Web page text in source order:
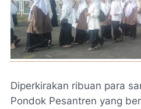
Diperkirakan ribuan para
Pondok Pesantren yang